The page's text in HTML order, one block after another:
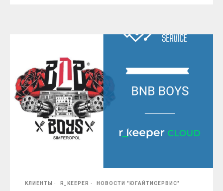
КЛИЕНТЫ R_KEEPER НОВОСТИ "ЮГАЙТИСЕРВИС"